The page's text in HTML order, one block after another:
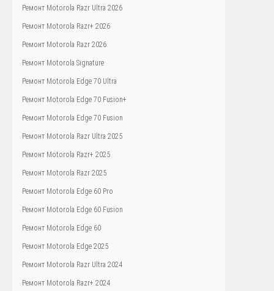
Ремонт Motorola Razr Ultra 2026
Ремонт Motorola Razr+ 2026
Ремонт Motorola Razr 2026
Ремонт Motorola Signature
Ремонт Motorola Edge 70 Ultra
Ремонт Motorola Edge 70 Fusion+
Ремонт Motorola Edge 70 Fusion
Ремонт Motorola Razr Ultra 2025
Ремонт Motorola Razr+ 2025
Ремонт Motorola Razr 2025
Ремонт Motorola Edge 60 Pro
Ремонт Motorola Edge 60 Fusion
Ремонт Motorola Edge 60
Ремонт Motorola Edge 2025
Ремонт Motorola Razr Ultra 2024
Ремонт Motorola Razr+ 2024